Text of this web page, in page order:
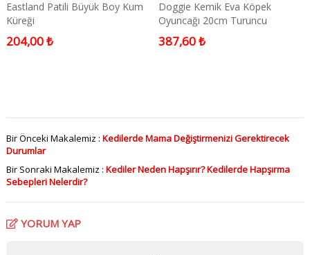
Eastland Patili Büyük Boy Kum
Küreği
204,00 ₺
Doggie Kemik Eva Köpek
Oyuncağı 20cm Turuncu
387,60 ₺
Bir Önceki Makalemiz : Kedilerde Mama Değiştirmenizi Gerektirecek
Durumlar
Bir Sonraki Makalemiz : Kediler Neden Hapşırır? Kedilerde Hapşırma
Sebepleri Nelerdir?
YORUM YAP